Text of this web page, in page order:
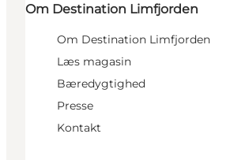
Om Destination Limfjorden
Om Destination Limfjorden
Læs magasin
Bæredygtighed
Presse
Kontakt